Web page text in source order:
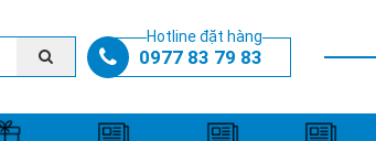
Hotline đặt hàng
0977 83 79 83